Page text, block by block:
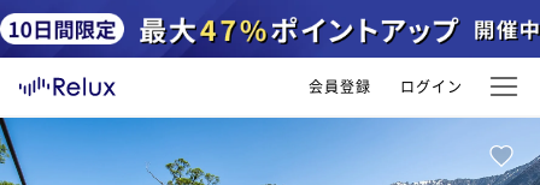
会員登録 ログイン